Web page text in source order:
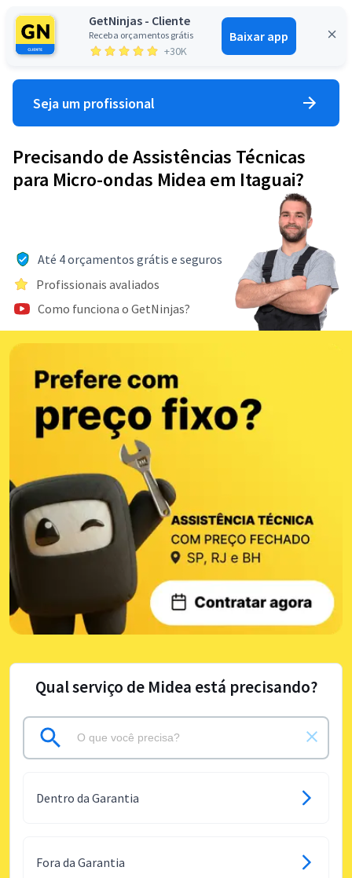
GetNinjas - Cliente
Receba orçamentos grátis
+30K
Baixar app
Entrar
Seja um profissional
Precisando de Assistências Técnicas
para Micro-ondas Midea em Itaguai?
Até 4 orçamentos grátis e seguros
Profissionais avaliados
Como funciona o GetNinjas?
Qual serviço de Midea está precisando?
Dentro da Garantia
Fora da Garantia